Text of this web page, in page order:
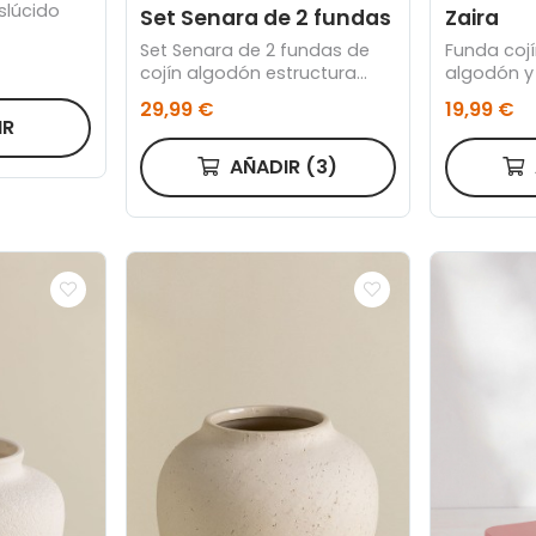
Set Senara de 2 fundas
Set Senara de 2 fundas de
cojín algodón estructura
beige 50 x 50 cm
29,99 €
AÑADIR (3)
Zaira
Funda
algodón
45 x 45
19,99 €